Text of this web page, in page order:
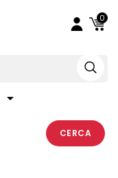
0
arrow_drop_down
CERCA